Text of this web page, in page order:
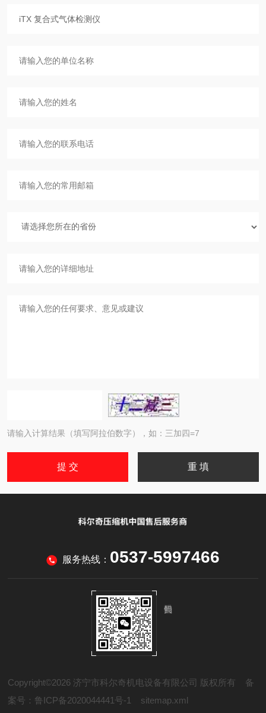
请输入计算结果（填写阿拉伯数字），如：三加四=7
服务热线： 0537-5997466
Copyright©2026 济宁市科尔奇机电设备有限公司 版权所有 备
案号：鲁ICP备2020044441号-1
sitemap.xml